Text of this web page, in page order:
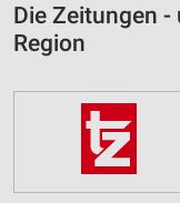
Die Zeitungen -
Region